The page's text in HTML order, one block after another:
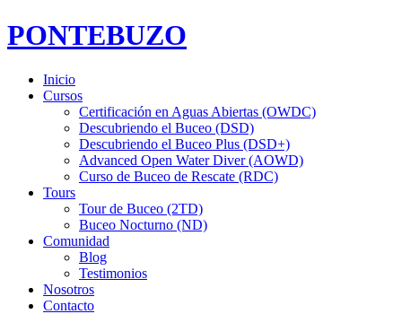
PONTEBUZO
Inicio
Cursos
Certificación en Aguas Abiertas (OWDC)
Descubriendo el Buceo (DSD)
Descubriendo el Buceo Plus (DSD+)
Advanced Open Water Diver (AOWD)
Curso de Buceo de Rescate (RDC)
Tours
Tour de Buceo (2TD)
Buceo Nocturno (ND)
Comunidad
Blog
Testimonios
Nosotros
Contacto